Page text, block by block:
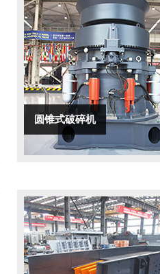
圆锥式破碎机